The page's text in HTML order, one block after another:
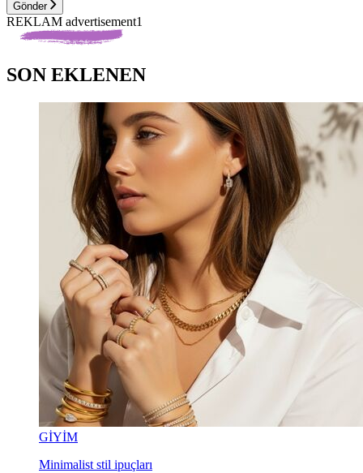
Gönder
REKLAM advertisement1
SON EKLENEN
GİYİM
Minimalist stil ipuçları